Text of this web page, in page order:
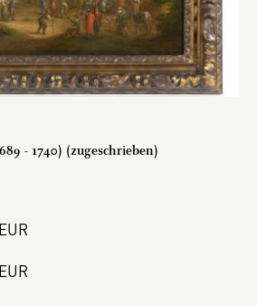
- 1740) (zugeschrieben)